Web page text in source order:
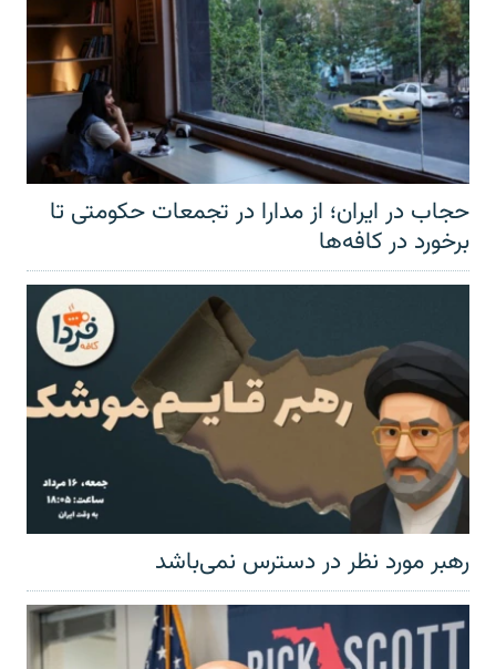
حجاب در ایران؛ از مدارا در تجمعات حکومتی تا
برخورد در کافه‌ها
رهبر مورد نظر در دسترس نمی‌باشد